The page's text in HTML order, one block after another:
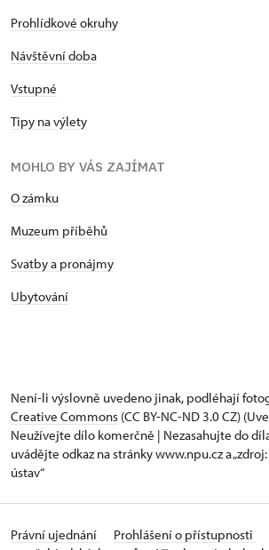
Prohlídkové okruhy
Návštěvní doba
Vstupné
Tipy na výlety
MOHLO BY VÁS ZAJÍMAT
O zámku
Muzeum příběhů
Svatby a pronájmy
Ubytování
Není-li výslovně uvedeno jinak, podléhají
Creative Commons (CC BY-NC-ND 3.0 CZ)
Neužívejte dílo komerčně | Nezasahujte do
uvádějte odkaz na stránky www.npu.cz a
ústav“
Právní ujednání Prohlášení o přístupnosti